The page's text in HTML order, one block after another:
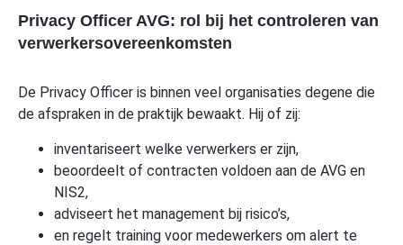
Privacy Officer AVG: rol bij het controleren van
verwerkersovereenkomsten
De Privacy Officer is binnen veel organisaties degene die
de afspraken in de praktijk bewaakt. Hij of zij:
inventariseert welke verwerkers er zijn,
beoordeelt of contracten voldoen aan de AVG en
NIS2,
adviseert het management bij risico’s,
en regelt training voor medewerkers om alert te